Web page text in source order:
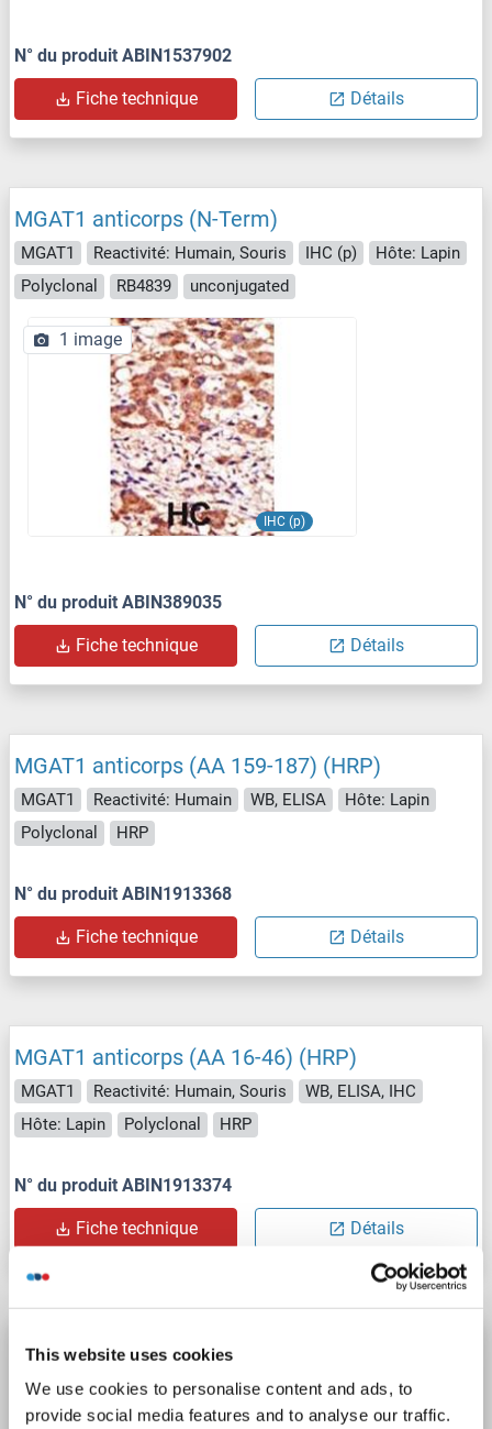
This website uses cookies
We use cookies to personalise content and ads, to
provide social media features and to analyse our traffic.
N° du produit ABIN1537902
Fiche technique Détails
MGAT1 anticorps (N-Term)
MGAT1 Reactivité: Humain, Souris IHC (p)
Hôte: Lapin
Polyclonal
RB4839 unconjugated
IHC (p)
1 image
N° du produit ABIN389035
Fiche technique Détails
MGAT1 anticorps (AA 159-187) (HRP)
MGAT1 Reactivité: Humain WB, ELISA
Hôte: Lapin
Polyclonal
HRP
N° du produit ABIN1913368
Fiche technique Détails
MGAT1 anticorps (AA 16-46) (HRP)
MGAT1 Reactivité: Humain, Souris
WB, ELISA, IHC
Hôte: Lapin
Polyclonal HRP
N° du produit ABIN1913374
Fiche technique Détails
MGAT1 anticorps (C-Term) (HRP)
MGAT1 Reactivité: Humain WB, ELISA, IHC
Hôte: Lapin
Polyclonal
HRP